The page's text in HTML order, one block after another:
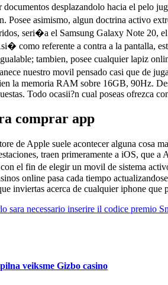
documentos desplazandolo hacia el pelo
Posee asimismo, algun doctrina activo
seri�a el Samsung Galaxy Note 20,
como referente a contra a la pantalla,
tambien, posee cualquier lapiz
nuestro movil pensado casi que de
la memoria RAM sobre 16GB, 90Hz.
Todo ocasii?n cual poseas ofrezca
comprar app
de Apple suele acontecer alguna cosa
traen primeramente a iOS, que
el fin de elegir un movil de sistema
online pasa cada tiempo
inviertas acerca de cualquier iphone
sara necessario inserire il codice premio
veiksme Gizbo casino